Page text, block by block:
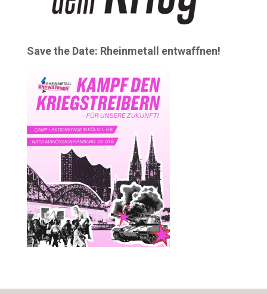
Save the Date: Rheinmetall entwaffnen!